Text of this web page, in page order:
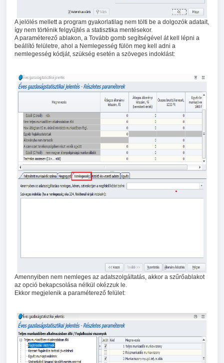
A jelölés mellett a program gyakorlatilag nem tölti be a dolgozók adatait,
így nem történik felgyűjtés a statisztika mentésekor.
A paraméterező ablakon, a Tovább gomb segítségével át kell lépni a
beállító felületre, ahol a Nemlegesség fülön meg kell adni a
nemlegesség kódját, szükség esetén a szöveges indoklást:
Amennyiben nem nemleges az adatszolgáltatás, akkor a szűrőablakot
az opció bekapcsolása nélkül okézzuk le.
Ekkor megjelenik a paraméterező felület: